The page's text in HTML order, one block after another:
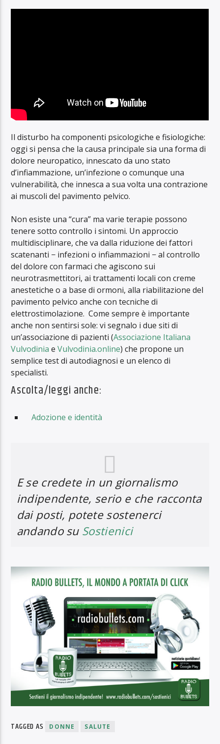
Il disturbo ha componenti psicologiche e fisiologiche:
oggi si pensa che la causa principale sia una forma di
dolore neuropatico, innescato da uno stato
d’infiammazione, un’infezione o comunque una
vulnerabilità, che innesca a sua volta una contrazione
ai muscoli del pavimento pelvico.
Non esiste una “cura” ma varie terapie possono
tenere sotto controllo i sintomi. Un approccio
multidisciplinare, che va dalla riduzione dei fattori
scatenanti − infezioni o infiammazioni − al controllo
del dolore con farmaci che agiscono sui
neurotrasmettitori, ai trattamenti locali con creme
anestetiche o a base di ormoni, alla riabilitazione del
pavimento pelvico anche con tecniche di
elettrostimolazione. Come sempre è importante
anche non sentirsi sole: vi segnalo i due siti di
un’associazione di pazienti (Associazione Italiana
Vulvodinia eVulvodinia.online) che propone un
semplice test di autodiagnosi e un elenco di
specialisti.
Ascolta/leggi anche:
Adozione e identità
E se credete in un giornalismo
indipendente, serio e che racconta
dai posti, potete sostenerci
andando su Sostienici
TAGGED AS DONNE SALUTE